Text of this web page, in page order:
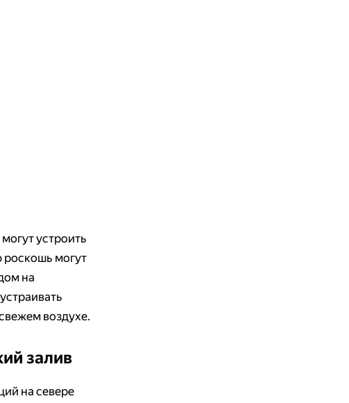
устроить
роскошь могут
на
воздухе.
залив
на севере